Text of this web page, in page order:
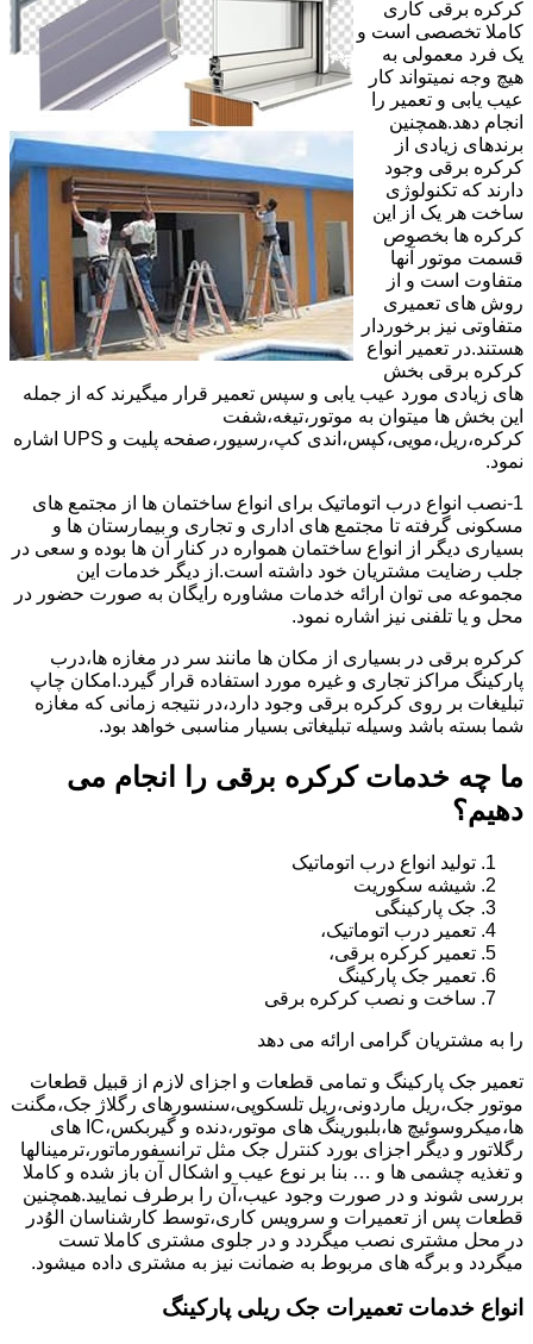
کرکره برقی کاری
کاملا تخصصی است و
یک فرد معمولی به
هیچ وجه نمیتواند کار
عیب یابی و تعمیر را
انجام دهد.همچنین
برندهای زیادی از
کرکره برقی وجود
دارند که تکنولوژی
ساخت هر یک از این
کرکره ها بخصوص
قسمت موتور آنها
متفاوت است و از
روش های تعمیری
متفاوتی نیز برخوردار
هستند.در تعمیر انواع
کرکره برقی بخش
های زیادی مورد عیب یابی و سپس تعمیر قرار میگیرند که از جمله
این بخش ها میتوان به موتور،تیغه،شفت
کرکره،ریل،مویی،کپس،اندی کپ،رسیور،صفحه پلیت و UPS اشاره
نمود.
1-نصب انواع درب اتوماتیک برای انواع ساختمان ها از مجتمع های
مسکونی گرفته تا مجتمع های اداری و تجاری و بیمارستان ها و
بسیاری دیگر از انواع ساختمان همواره در کنار آن ها بوده و سعی در
جلب رضایت مشتریان خود داشته است.از دیگر خدمات این
مجموعه می توان ارائه خدمات مشاوره رایگان به صورت حضور در
محل و یا تلفنی نیز اشاره نمود.
کرکره برقی در بسیاری از مکان ها مانند سر در مغازه ها،درب
پارکینگ مراکز تجاری و غیره مورد استفاده قرار گیرد.امکان چاپ
تبلیغات بر روی کرکره برقی وجود دارد،در نتیجه زمانی که مغازه
شما بسته باشد وسیله تبلیغاتی بسیار مناسبی خواهد بود.
ما چه خدمات کرکره برقی را انجام می
دهیم؟
تولید انواع درب اتوماتیک
شیشه سکوریت
جک پارکینگی
تعمیر درب اتوماتیک،
تعمیر کرکره برقی،
تعمیر جک پارکینگ
ساخت و نصب کرکره برقی
را به مشتریان گرامی ارائه می دهد
تعمیر جک پارکینگ و تمامی قطعات و اجزای لازم از قبیل قطعات
موتور جک،ریل ماردونی،ریل تلسکوپی،سنسورهای رگلاژ جک،مگنت
ها،میکروسوئیچ ها،بلبورینگ های موتور،دنده و گیربکس،IC های
رگلاتور و دیگر اجزای بورد کنترل جک مثل ترانسفورماتور،ترمینالها
و تغذیه چشمی ها و … بنا بر نوع عیب و اشکال آن باز شده و کاملا
بررسی شوند و در صورت وجود عیب،آن را برطرف نمایید.همچنین
قطعات پس از تعمیرات و سرویس کاری،توسط کارشناسان الوُدر
در محل مشتری نصب میگردد و در جلوی مشتری کاملا تست
میگردد و برگه های مربوط به ضمانت نیز به مشتری داده میشود.
انواع خدمات تعمیرات جک ریلی پارکینگ